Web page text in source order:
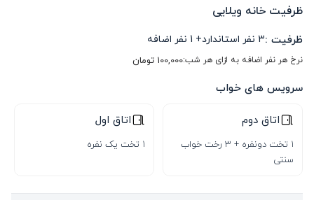
ظرفیت خانه ویلایی
ظرفیت :3 نفر استاندارد+
1 نفر اضافه
نرخ هر نفر اضافه به ازای هر شب:100,000 تومان
سرویس های خواب
اتاق دوم
1 تخت دونفره + 3 رخت خواب
سنتی
اتاق اول
1 تخت یک نفره